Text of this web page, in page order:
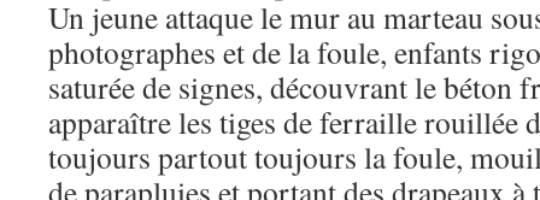
Un jeune attaque le mur au marteau
photographes et de la foule, enfants
saturée de signes, découvrant le béton
apparaître les tiges de ferraille rouillée
toujours partout toujours la foule,
de parapluies et portant des drapeaux à